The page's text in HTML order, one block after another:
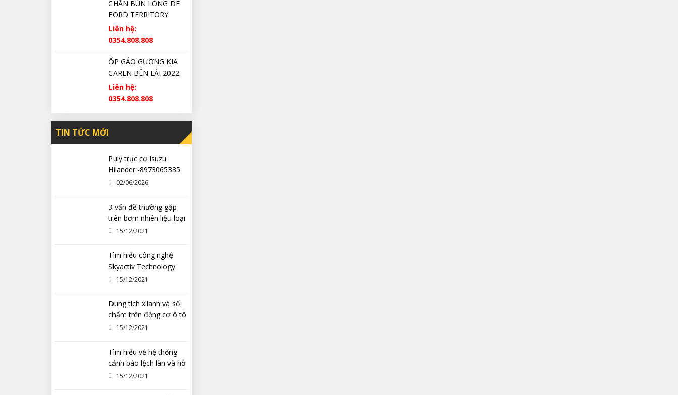
CHẮN BÙN LÒNG DÈ
FORD TERRITORY
CHÍNH HÃNG
Liên hệ:
0354.808.808
ỐP GÁO GƯƠNG KIA
CAREN BÊN LÁI 2022
2023 2024 2025 CHÍNH
HÃNG
Liên hệ:
0354.808.808
TIN TỨC MỚI
Puly trục cơ Isuzu
Hilander -8973065335
02/06/2026
3 vấn đề thường gặp
trên bơm nhiên liệu loại
cơ khí
15/12/2021
Tìm hiểu công nghệ
Skyactiv Technology
trên xe Mazda
15/12/2021
Dung tích xilanh và số
chấm trên động cơ ô tô
có ý nghĩa gì?
15/12/2021
Tìm hiểu về hệ thống
cảnh báo lệch làn và hỗ
trợ duy trì làn đường
15/12/2021